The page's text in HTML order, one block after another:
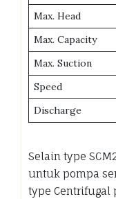
Max. Head
Max. Capacity
Max. Suction
Speed
Discharge
Selain type
untuk pompa
type Centrifugal